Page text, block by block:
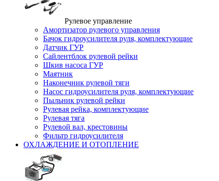
Рулевое управление
Амортизатор рулевого управления
Бачок гидроусилителя руля, комплектующие
Датчик ГУР
Сайлентблок рулевой рейки
Шкив насоса ГУР
Маятник
Наконечник рулевой тяги
Насос гидроусилителя руля, комплектующие
Пыльник рулевой рейки
Рулевая рейка, комплектующие
Рулевая тяга
Рулевой вал, крестовины
Фильтр гидроусилителя
ОХЛАЖДЕНИЕ И ОТОПЛЕНИЕ